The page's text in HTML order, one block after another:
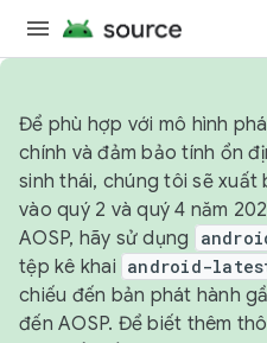
Để phù hợp với mô hình
chính và đảm bảo tính ổn
sinh thái, chúng tôi sẽ xuất
vào quý 2 và quý 4 năm
AOSP, hãy sử dụng
tệp kê khai android-
chiếu đến bản phát hành
đến AOSP. Để biết thêm